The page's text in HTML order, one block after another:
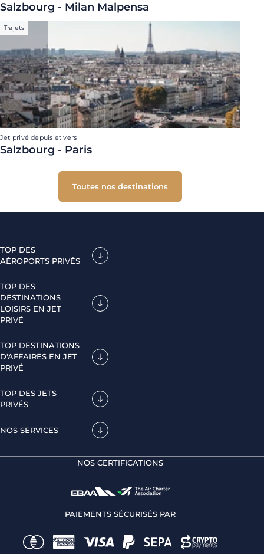
Salzbourg - Milan Malpensa
Trajets
Jet privé depuis et vers
Salzbourg - Paris
Toutes nos destinations
TOP DES
AÉROPORTS PRIVÉS
TOP DES
DESTINATIONS
LOISIRS EN JET
PRIVÉ
TOP DESTINATIONS
D'AFFAIRES EN JET
PRIVÉ
TOP DES JETS
PRIVÉS
NOS SERVICES
NOS CERTIFICATIONS
PAIEMENTS SÉCURISÉS PAR